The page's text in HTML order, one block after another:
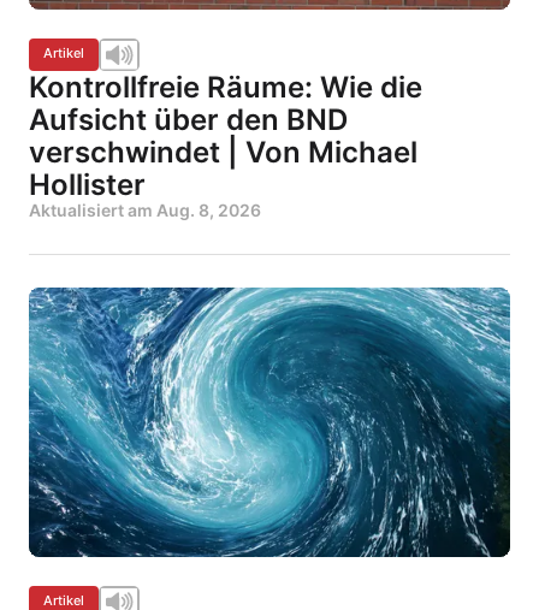
Artikel
Kontrollfreie Räume: Wie die
Aufsicht über den BND
verschwindet | Von Michael
Hollister
Aktualisiert am Aug. 8, 2026
Artikel